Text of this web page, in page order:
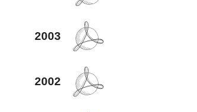
2003
2002